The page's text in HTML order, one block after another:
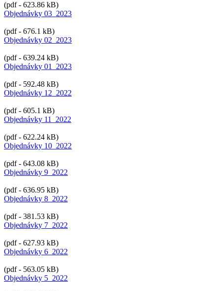
(pdf - 623.86 kB)
Objednávky 03_2023
(pdf - 676.1 kB)
Objednávky 02_2023
(pdf - 639.24 kB)
Objednávky 01_2023
(pdf - 592.48 kB)
Objednávky 12_2022
(pdf - 605.1 kB)
Objednávky 11_2022
(pdf - 622.24 kB)
Objednávky 10_2022
(pdf - 643.08 kB)
Objednávky 9_2022
(pdf - 636.95 kB)
Objednávky 8_2022
(pdf - 381.53 kB)
Objednávky 7_2022
(pdf - 627.93 kB)
Objednávky 6_2022
(pdf - 563.05 kB)
Objednávky 5_2022